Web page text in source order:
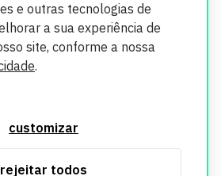
e outras tecnologias de
a sua experiência de
site, conforme a nossa
.
customizar
rejeitar todos
coletados em nosso site são
para fins de aprimoramento de
Política de Privacidade.